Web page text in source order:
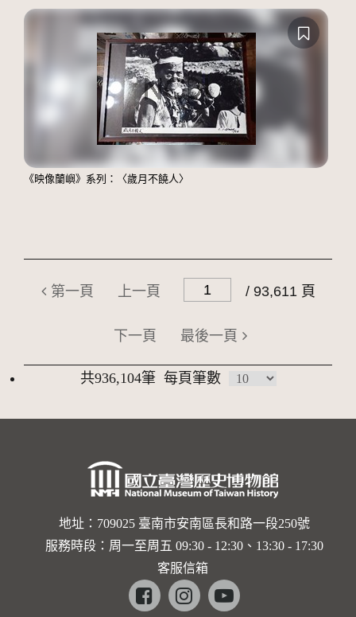
《映像蘭嶼》系列：〈歲月不饒人〉
第一頁 上一頁 / 93,611 頁
下一頁 最後一頁
共936,104筆 每頁筆數
地址：709025 臺南市安南區長和路一段250號
服務時段：周一至周五 09:30 - 12:30、13:30 - 17:30
客服信箱
Facebookinstagramyoutube